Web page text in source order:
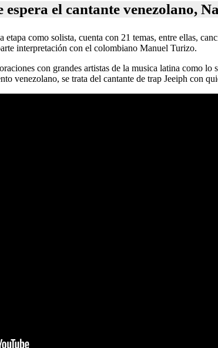
espera el cantante venezolano,
etapa como solista, cuenta con 21 temas, entre ellas,
interpretación con el colombiano Manuel Turizo.
con grandes artistas de la musica latina
venezolano, se trata del cantante de trap Jeeiph con